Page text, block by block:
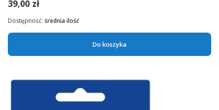
39,00 zł
Do koszyka
Dostępność: średnia ilość